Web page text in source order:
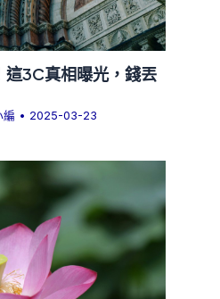
這3C真相曝光，錢丟
編 • 2025-03-23